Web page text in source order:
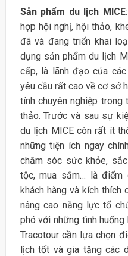
Sản phẩm du lịch MICE
hợp hội nghị, hội thảo,
đã và đang triển khai
dụng sản phẩm du lịch
cấp, là lãnh đạo của
yêu cầu rất cao về cơ sở
tính chuyên nghiệp
thảo. Trước và sau sự
du lịch MICE còn rất ít
những tiện ích ngay
chăm sóc sức khỏe,
tộc, mua sắm… là
khách hàng và kích thích
nâng cao năng lực tổ
phó với những tình
Tracotour cần lựa chọn
lịch tốt và gia tăng các